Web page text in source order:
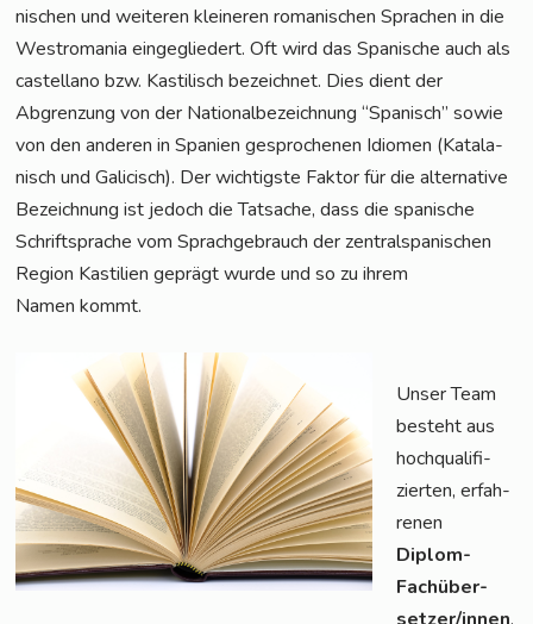
ni­schen und wei­te­ren klei­ne­ren roma­ni­schen Spra­chen in die
West­ro­ma­nia ein­ge­glie­dert. Oft wird das Spa­ni­sche auch als
cas­tel­lano bzw. Kas­ti­lisch bezeich­net. Dies dient der
Abgren­zung von der Natio­nal­be­zeich­nung “Spa­nisch” sowie
von den ande­ren in Spa­ni­en gespro­che­nen Idio­men (Kata­la­
nisch und Gali­cisch). Der wich­tigs­te Fak­tor für die alter­na­ti­ve
Bezeich­nung ist jedoch die Tat­sa­che, dass die spa­ni­sche
Schrift­spra­che vom Sprach­ge­brauch der zen­tral­spa­ni­schen
Regi­on Kas­ti­li­en geprägt wur­de und so zu ihrem
Namen kommt.
Unser Team
besteht aus
hoch­qua­li­fi­
zier­ten, erfah­
re­nen
Diplom-
Fach­über­